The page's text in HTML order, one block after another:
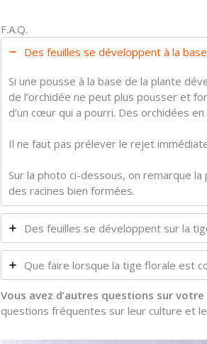
F.A.Q.
Des feuilles se développent à la
Si une pousse à la base de la plante
de l’orchidée ne peut plus pousser et
d’un cœur qui a pourri. Des orchidées
Il ne faut pas prélever le rejet
Sur la photo ci-dessous, on remarque
des racines bien formées.
Des feuilles se développent sur la
Que faire lorsque la tige florale est
Vous avez d’autres questions sur
questions fréquentes sur leur culture et